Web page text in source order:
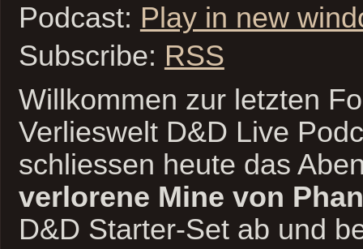
Podcast: Play in new
Subscribe: RSS
Willkommen zur letzten
Verlieswelt D&D Live
schliessen heute das
verlorene Mine von
D&D Starter-Set ab und